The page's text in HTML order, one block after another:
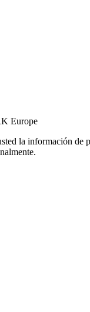
Europe
la información